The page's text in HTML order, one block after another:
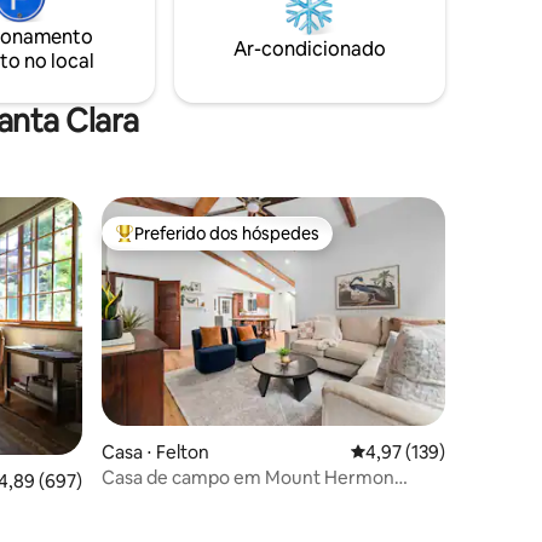
São
e além
condado de Santa Cruz. Mergulhe na
natureza enquanto se mantém
conectado e confortável. De qualquer
Autorização SCC nº 251382
no local
Ar-condicionado
Clara
hóspedes
de uma avaliação média de 5, 697 avaliações
(697)
Entre os melhores preferidos dos hóspedes
Preferido dos hóspedes
Casa ⋅ Felton 4,97 de uma avaliação
4,97 (139)
Casa de campo em Mount Hermon